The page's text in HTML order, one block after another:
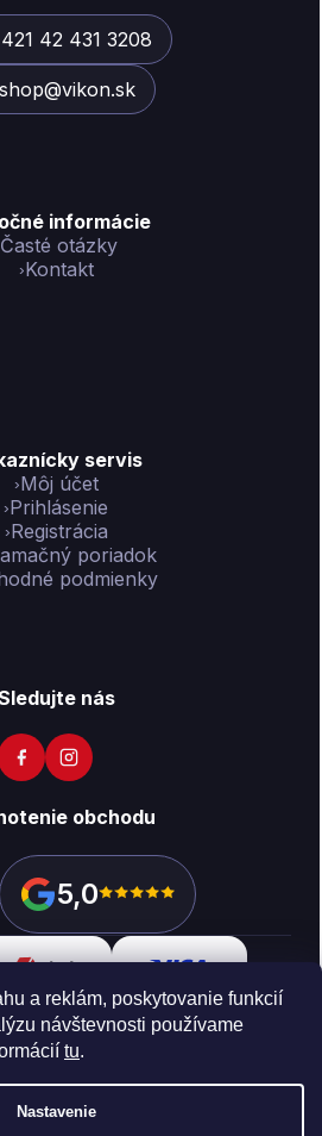
a reklám, poskytovanie funkcií
návštevnosti používame
tu.
Nastavenie
42 431 3208
informácie
Časté otázky
Kontakt
servis
Môj účet
Prihlásenie
Registrácia
poriadok
podmienky
nás
obchodu
5,0
. Všetky práva vyhradené.Upraviť
cookies